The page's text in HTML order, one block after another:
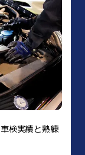
検実績と熟練